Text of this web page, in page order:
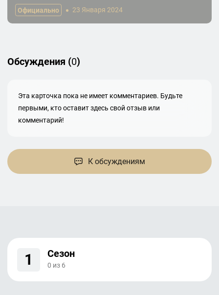
Официально 23 Января 2024
Обсуждения (0)
Эта карточка пока не имеет комментариев. Будьте
первыми, кто оставит здесь свой отзыв или
комментарий!
К обсуждениям
1 Сезон
0 из 6